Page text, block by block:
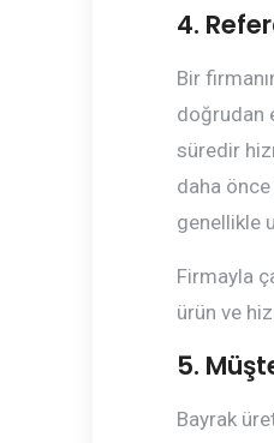
4.
Bir
doğrudan
süredir
daha önce
genellikle
Firmayla
ürün ve
5.
Bayrak